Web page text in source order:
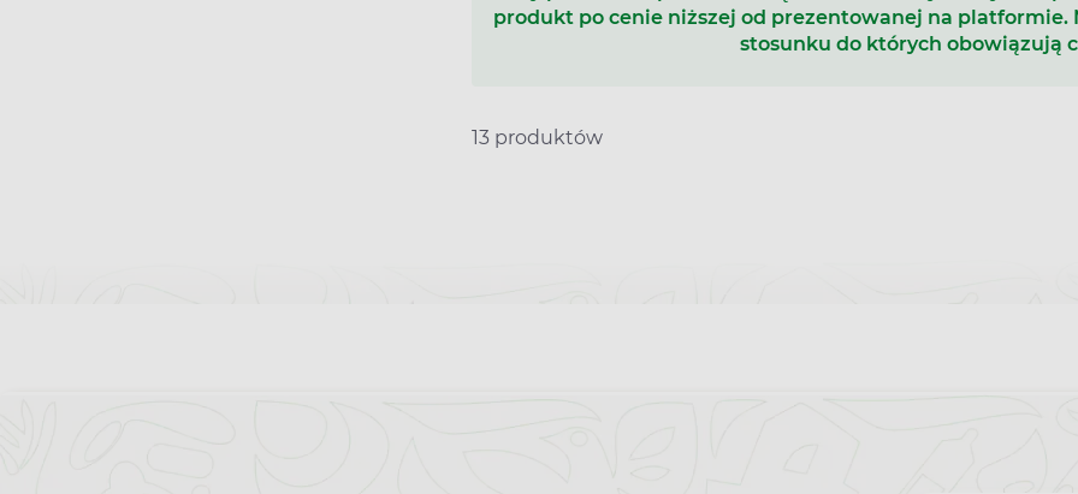
produkt po cenie niższej od prezentowanej na
stosunku do których obowiązują
13 produktów